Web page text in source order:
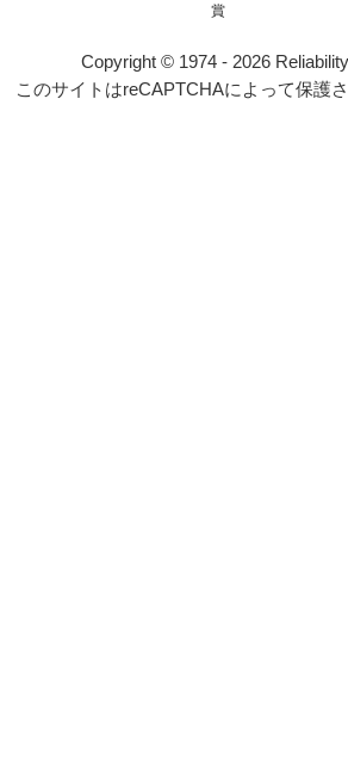
賞
Copyright © 1974 - 2026
このサイトはreCAPTCHAによって保護